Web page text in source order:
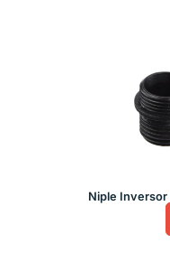
Niple Inversor